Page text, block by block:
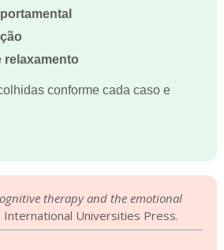
relaxamento
conforme cada caso e
therapy and the emotional
International Universities Press.